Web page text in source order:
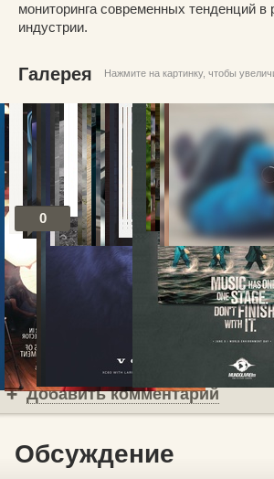
мониторинга современных тенденций в
индустрии.
Галерея Нажмите на картинку, чтобы
0
Посты по теме
Добавить комментарий
Обсуждение